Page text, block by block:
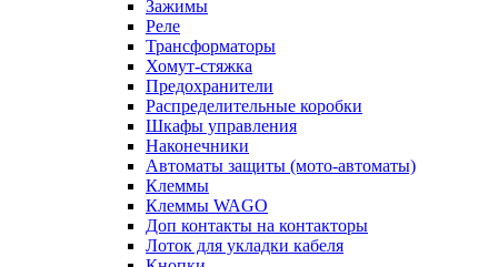
Зажимы
Реле
Трансформаторы
Хомут-стяжка
Предохранители
Распределительные коробки
Шкафы управления
Наконечники
Автоматы защиты (мото-автоматы)
Клеммы
Клеммы WAGO
Доп контакты на контакторы
Лоток для укладки кабеля